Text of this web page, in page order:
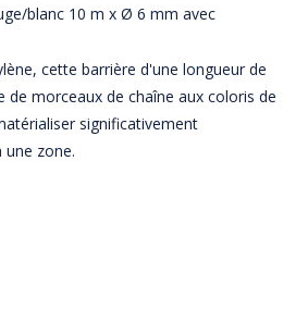
blanc 10 m x Ø 6 mm avec
cette barrière d'une longueur de
de morceaux de chaîne aux coloris de
significativement
une zone.